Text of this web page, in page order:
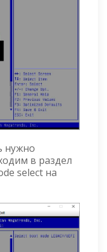
нужно
в раздел
select на